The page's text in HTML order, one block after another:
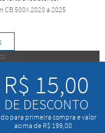
500X 2020 a 2025
R$ 15,00
DE DESCONTO
para primeira compra e valor
acima de R$ 199,00